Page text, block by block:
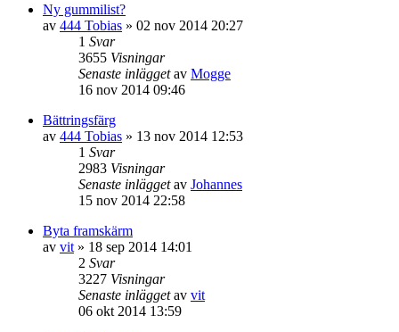
Ny gummilist?
av 444 Tobias » 02 nov 2014 20:27
1 Svar
3655 Visningar
Senaste inläggetav Mogge
16 nov 2014 09:46
Bättringsfärg
av 444 Tobias » 13 nov 2014 12:53
1 Svar
2983 Visningar
Senaste inläggetav Johannes
15 nov 2014 22:58
Byta framskärm
av vit » 18 sep 2014 14:01
2 Svar
3227 Visningar
Senaste inläggetav vit
06 okt 2014 13:59